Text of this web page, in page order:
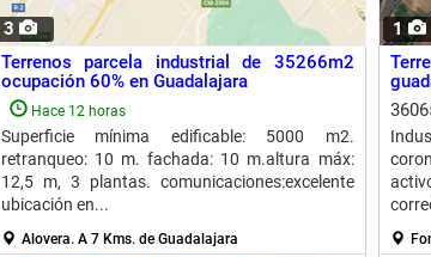
3
Terrenos parcela industrial de 35266m2
ocupación 60% en Guadalajara
Hace 12 horas
Superficie mínima edificable: 5000 m2.
retranqueo: 10 m. fachada: 10 m.altura máx:
12,5 m, 3 plantas. comunicaciones:excelente
ubicación en...
Alovera. A 7 Kms. de Guadalajara
1